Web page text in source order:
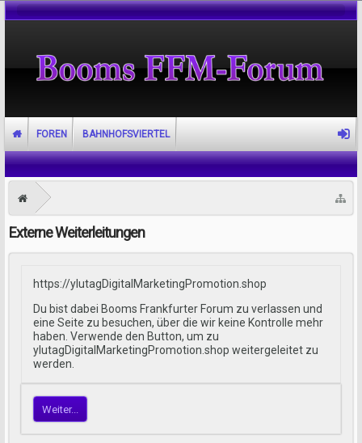
Externe Weiterleitungen
https://ylutagDigitalMarketingPromotion.shop
Du bist dabei Booms Frankfurter Forum zu verlassen und
eine Seite zu besuchen, über die wir keine Kontrolle mehr
haben. Verwende den Button, um zu
ylutagDigitalMarketingPromotion.shop weitergeleitet zu
werden.
Weiter...
FOREN BAHNHOFSVIERTEL